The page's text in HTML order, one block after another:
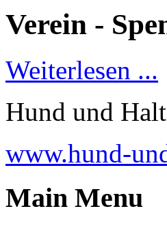
Verein -
Weiterlesen ...
Hund und
www.hund-
Main Menu